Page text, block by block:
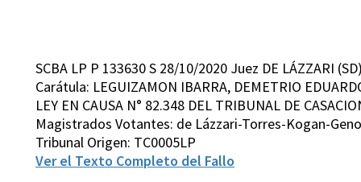
SCBA LP P 133630 S 28/10/2020 Juez DE LÁZZARI
Carátula: LEGUIZAMON IBARRA, DEMETRIO
LEY EN CAUSA N° 82.348 DEL TRIBUNAL DE
Magistrados Votantes: de Lázzari-Torres-Kogan-
Tribunal Origen: TC0005LP
Ver el Texto Completo del Fallo